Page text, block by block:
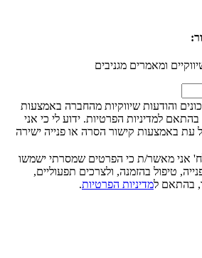
ומאמרים מגניבים
והודעות שיווקיות מהחברה באמצעות
למדיניות הפרטיות. ידוע לי כי אני
עת באמצעות קישור הסרה או פנייה ישירה
אני מאשר/ת כי הפרטים שמסרתי ישמשו
טיפול בהזמנה, ולצרכים תפעוליים,
בהתאם למדיניות הפרטיות.